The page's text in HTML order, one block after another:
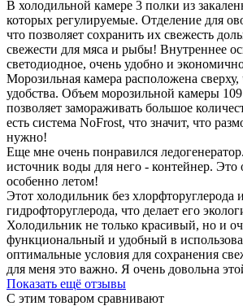
В холодильной камере 3 полки из
которых регулируемые. Отделение для
что позволяет сохранить их свежесть
свежести для мяса и рыбы! Внутреннее
светодиодное, очень удобно и
Морозильная камера расположена
удобства. Объем морозильной камеры
позволяет замораживать большое
есть система NoFrost, что значит, что
нужно!
Еще мне очень понравился
источник воды для него - контейнер. Это
особенно летом!
Этот холодильник без хлорфторуглерода и
гидрофторуглерода, что делает его
Холодильник не только красивый, но и
функциональный и удобный в
оптимальные условия для сохранения
для меня это важно. Я очень довольна
Показать ещё отзывы
С этим товаром сравнивают